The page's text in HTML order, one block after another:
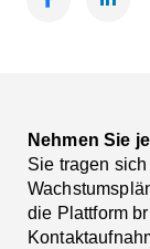
Nehmen Sie
Sie tragen
die Plattform